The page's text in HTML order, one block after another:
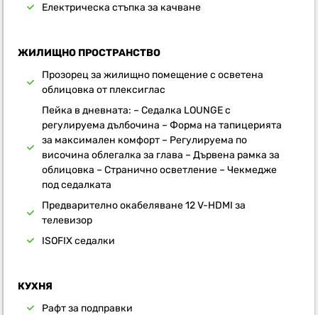
Електрическа стъпка за качване
ЖИЛИЩНО ПРОСТРАНСТВО
Прозорец за жилищно помещение с осветена
облицовка от плексиглас
Пейка в дневната: – Седалка LOUNGE с
регулируема дълбочина – Форма на тапицерията
за максимален комфорт – Регулируема по
височина облегалка за глава – Дървена рамка за
облицовка – Странично осветление – Чекмедже
под седалката
Предварително окабеляване 12 V-HDMI за
телевизор
ISOFIX седалки
КУХНЯ
Рафт за подправки